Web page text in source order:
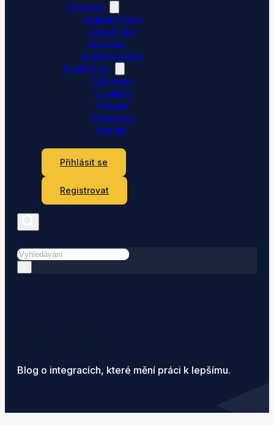
Podpora
Znalostní báze
Zákaznická
podpora
Dativery Agent
Společnost
O Dativery
Co umíme
Partneři
Reference
Kontakt
Přihlásit se
Registrovat
Hledat
Blog o integracích, které mění práci k lepšímu.